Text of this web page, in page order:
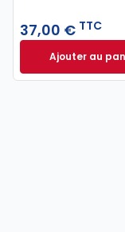
37,00 € TTC
Ajouter auCode